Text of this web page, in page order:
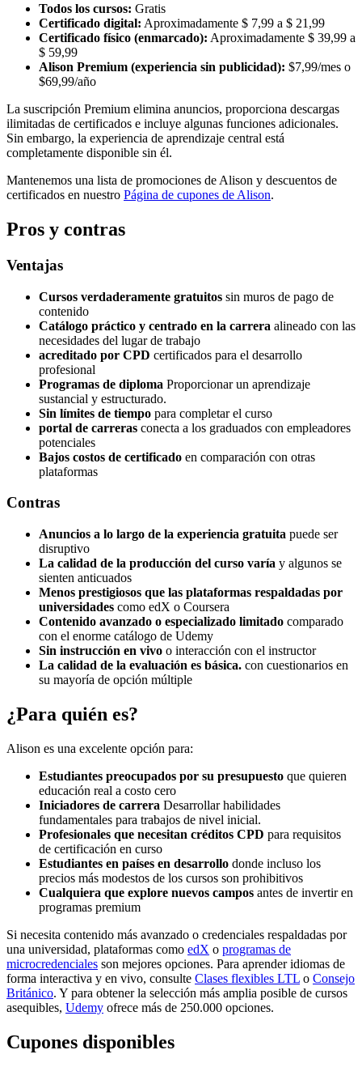
Todos los cursos: Gratis
Certificado digital: Aproximadamente $ 7,99 a $ 21,99
Certificado físico (enmarcado): Aproximadamente $ 39,99 a
$ 59,99
Alison Premium (experiencia sin publicidad): $7,99/mes o
$69,99/año
La suscripción Premium elimina anuncios, proporciona descargas
ilimitadas de certificados e incluye algunas funciones adicionales.
Sin embargo, la experiencia de aprendizaje central está
completamente disponible sin él.
Mantenemos una lista de promociones de Alison y descuentos de
certificados en nuestro Página de cupones de Alison.
Pros y contras
Ventajas
Cursos verdaderamente gratuitos sin muros de pago de
contenido
Catálogo práctico y centrado en la carrera alineado con las
necesidades del lugar de trabajo
acreditado por CPD certificados para el desarrollo
profesional
Programas de diploma Proporcionar un aprendizaje
sustancial y estructurado.
Sin límites de tiempo para completar el curso
portal de carreras conecta a los graduados con empleadores
potenciales
Bajos costos de certificado en comparación con otras
plataformas
Contras
Anuncios a lo largo de la experiencia gratuita puede ser
disruptivo
La calidad de la producción del curso varía y algunos se
sienten anticuados
Menos prestigiosos que las plataformas respaldadas por
universidades como edX o Coursera
Contenido avanzado o especializado limitado comparado
con el enorme catálogo de Udemy
Sin instrucción en vivo o interacción con el instructor
La calidad de la evaluación es básica. con cuestionarios en
su mayoría de opción múltiple
¿Para quién es?
Alison es una excelente opción para:
Estudiantes preocupados por su presupuesto que quieren
educación real a costo cero
Iniciadores de carrera Desarrollar habilidades
fundamentales para trabajos de nivel inicial.
Profesionales que necesitan créditos CPD para requisitos
de certificación en curso
Estudiantes en países en desarrollo donde incluso los
precios más modestos de los cursos son prohibitivos
Cualquiera que explore nuevos campos antes de invertir en
programas premium
Si necesita contenido más avanzado o credenciales respaldadas por
una universidad, plataformas como edX o programas de
microcredenciales son mejores opciones. Para aprender idiomas de
forma interactiva y en vivo, consulte Clases flexibles LTL o Consejo
Británico. Y para obtener la selección más amplia posible de cursos
asequibles, Udemy ofrece más de 250.000 opciones.
Cupones disponibles